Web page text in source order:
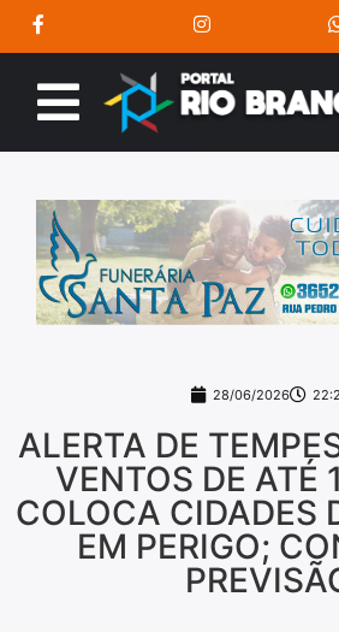
28/06/2026
ALERTA DE
VENTOS DE ATÉ
COLOCA CIDADES
EM PERIGO;